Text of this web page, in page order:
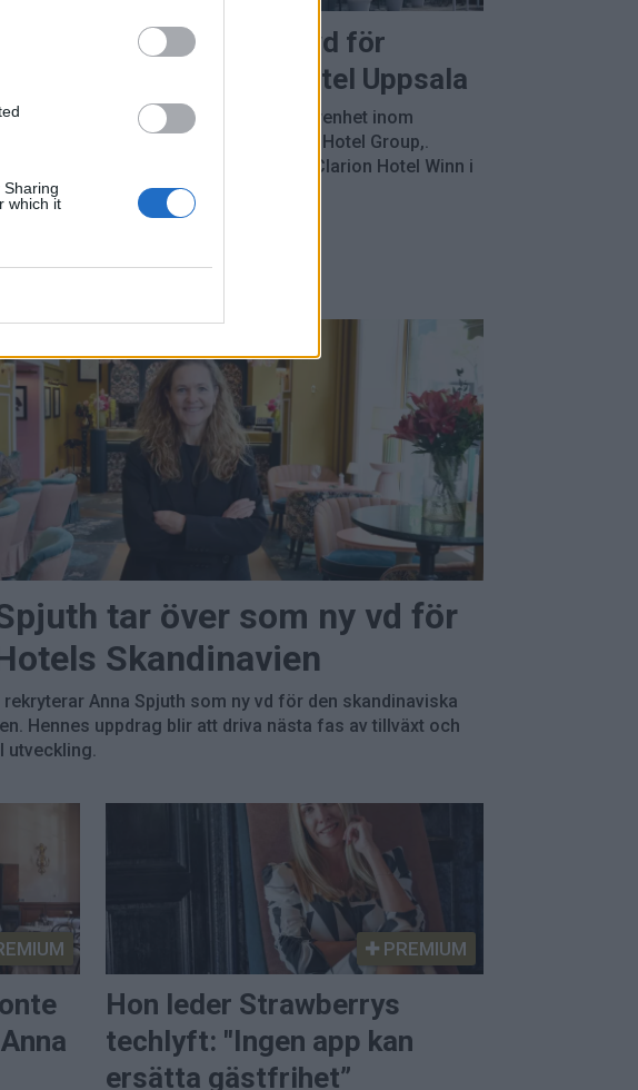
which it
inom
Maria Tallén ny vd för
Radisson Blu Hotel Uppsala
Maria Tallén har lång erfarenhet inom
hotellbranschen och Winn Hotel Group,.
Senast kommer hon från Clarion Hotel Winn i
Gävle.
tar över som ny vd för
Skandinavien
rekryterar Anna Spjuth som ny vd för den skandinaviska
Hennes uppdrag blir att driva nästa fas av tillväxt och
utveckling.
PREMIUM
Hon leder Strawberrys
techlyft: "Ingen app kan
ersätta gästfrihet”